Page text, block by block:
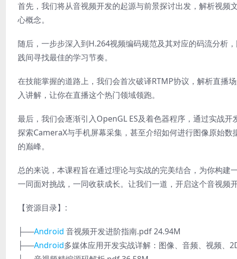
首先，我们将从音视频开发的起源与前景探讨出发，解析视
心概念。
随后，一步步深入到H.264视频编码规范及其对应的码流分析
践间寻找最佳的学习节奏。
在技能掌握的道路上，我们会首次破译RTMP协议，解析直播
入讲解，让你在直播这个热门领域领跑。
最后，我们会逐渐引入OpenGL ES及着色器程序，通过实战
探索CameraX与手机屏幕采集，甚至介绍如何进行图像原始
的巅峰。
总的来说，本课程旨在通过理论与实战的完美结合，为你构建
一同面对挑战，一同收获成长。让我们一道，开启这个音视频
【资源目录】:
├──Android 音视频开发进阶指南.pdf 24.94M
├──Android多媒体应用开发实战详解：图像、音频、视频、